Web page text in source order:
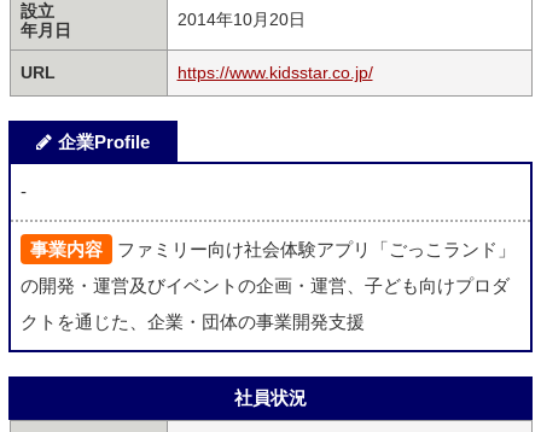
設立
年月日
2014年10月20日
URL https://www.kidsstar.co.jp/
企業Profile
-
事業内容
ファミリー向け社会体験アプリ「ごっこランド」
の開発・運営及びイベントの企画・運営、子ども向けプロダ
クトを通じた、企業・団体の事業開発支援
社員状況